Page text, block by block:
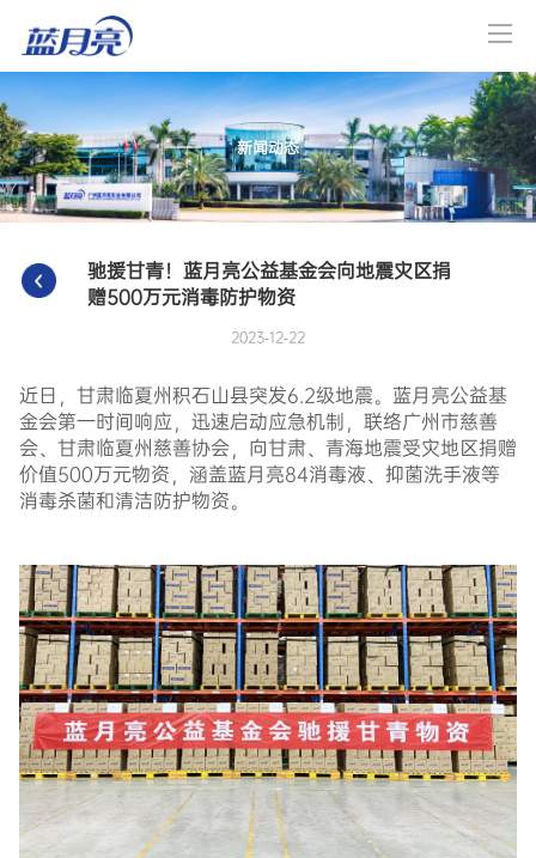
新闻动态
驰援甘青！蓝月亮公益基金会向地震灾区捐
赠500万元消毒防护物资
2023-12-22
近日，甘肃临夏州积石山县突发6.2级地震。蓝月亮公益基
金会第一时间响应，迅速启动应急机制，联络广州市慈善
会、甘肃临夏州慈善协会，向甘肃、青海地震受灾地区捐赠
价值500万元物资，涵盖蓝月亮84消毒液、抑菌洗手液等
消毒杀菌和清洁防护物资。